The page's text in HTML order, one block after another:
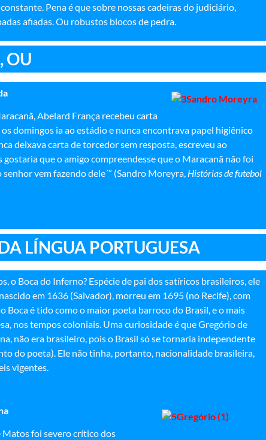
Pena é que sobre nossas cadeiras do judiciário,
afiadas. Ou robustos blocos de pedra.
OU
Abelard França recebeu carta
domingos ia ao estádio e nunca encontrava papel higiênico
deixava carta de torcedor sem resposta, escreveu ao
que o amigo compreendesse que o Maracanã não foi
vem fazendo dele´” (Sandro Moreyra, Histórias de futebol
LÍNGUA PORTUGUESA
o Boca do Inferno? Espécie de pai dos satíricos brasileiros, ele
em 1636 (Salvador), morreu em 1695 (no Recife), com
Boca é tido como o maior poeta barroco do Brasil, e o mais
nos tempos coloniais. Uma curiosidade é que Gregório de
não era brasileiro, pois o Brasil só se tornaria independente
do poeta). Ele não tinha, portanto, nacionalidade brasileira,
vigentes.
Matos foi severo crítico dos